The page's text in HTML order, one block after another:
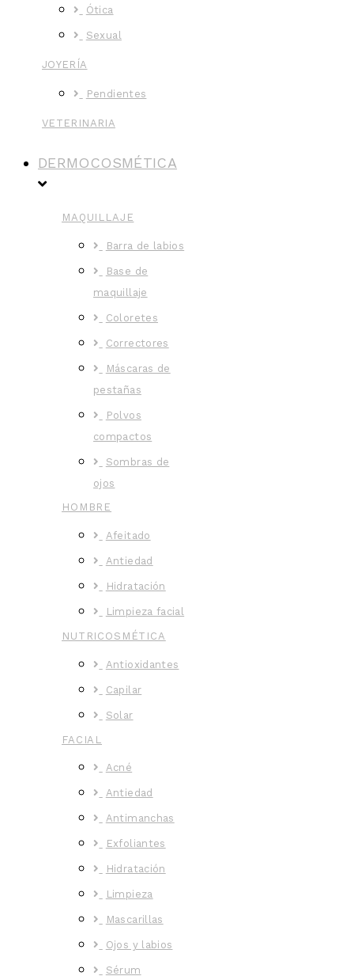
Ótica
Sexual
JOYERÍA
Pendientes
VETERINARIA
DERMOCOSMÉTICA
MAQUILLAJE
Barra de labios
Base de
maquillaje
Coloretes
Correctores
Máscaras de
pestañas
Polvos
compactos
Sombras de
ojos
HOMBRE
Afeitado
Antiedad
Hidratación
Limpieza facial
NUTRICOSMÉTICA
Antioxidantes
Capilar
Solar
FACIAL
Acné
Antiedad
Antimanchas
Exfoliantes
Hidratación
Limpieza
Mascarillas
Ojos y labios
Sérum